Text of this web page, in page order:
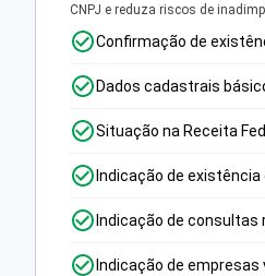
CNPJ e reduza riscos de
Confirmação de
Dados cadastrais
Situação na Receita
Indicação de
Indicação de consultas
Indicação de empresas